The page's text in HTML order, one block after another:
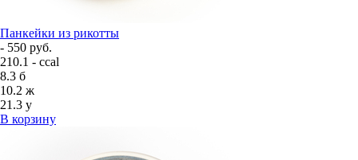
Панкейки из рикотты
- 550 руб.
210.1 - ccal
8.3 б
10.2 ж
21.3 у
В корзину